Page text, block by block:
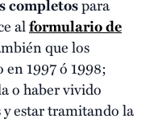
completospara
alformulario de
que los
1997 ó 1998;
o haber vivido
estar tramitando la